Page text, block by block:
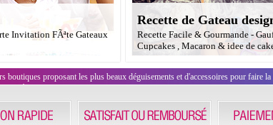
Invitation FÃªte Gateaux
Recette de Gateau
Recette Facile & Gourmande -
Cupcakes , Macaron & idee de
proposant les plus beaux déguisements et d'accessoires pour faire la
!